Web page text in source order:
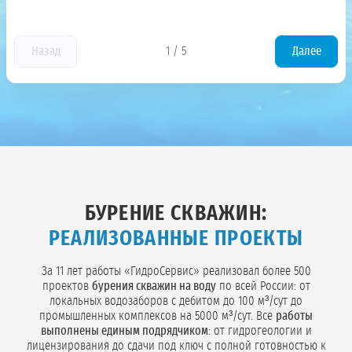
Назад 1 / 5 Далее
БУРЕНИЕ СКВАЖИН:
РЕАЛИЗОВАННЫЕ ПРОЕКТЫ
За 11 лет работы «ГидроСервис» реализовал более 500
проектов бурения скважин на водупо всей России: от
локальных водозаборов с дебитом до 100 м³/сут до
промышленных комплексов на 5000 м³/сут. Все работы
выполнены единым подрядчиком: от гидрогеологии и
лицензирования до сдачи под ключ с полной готовностью к